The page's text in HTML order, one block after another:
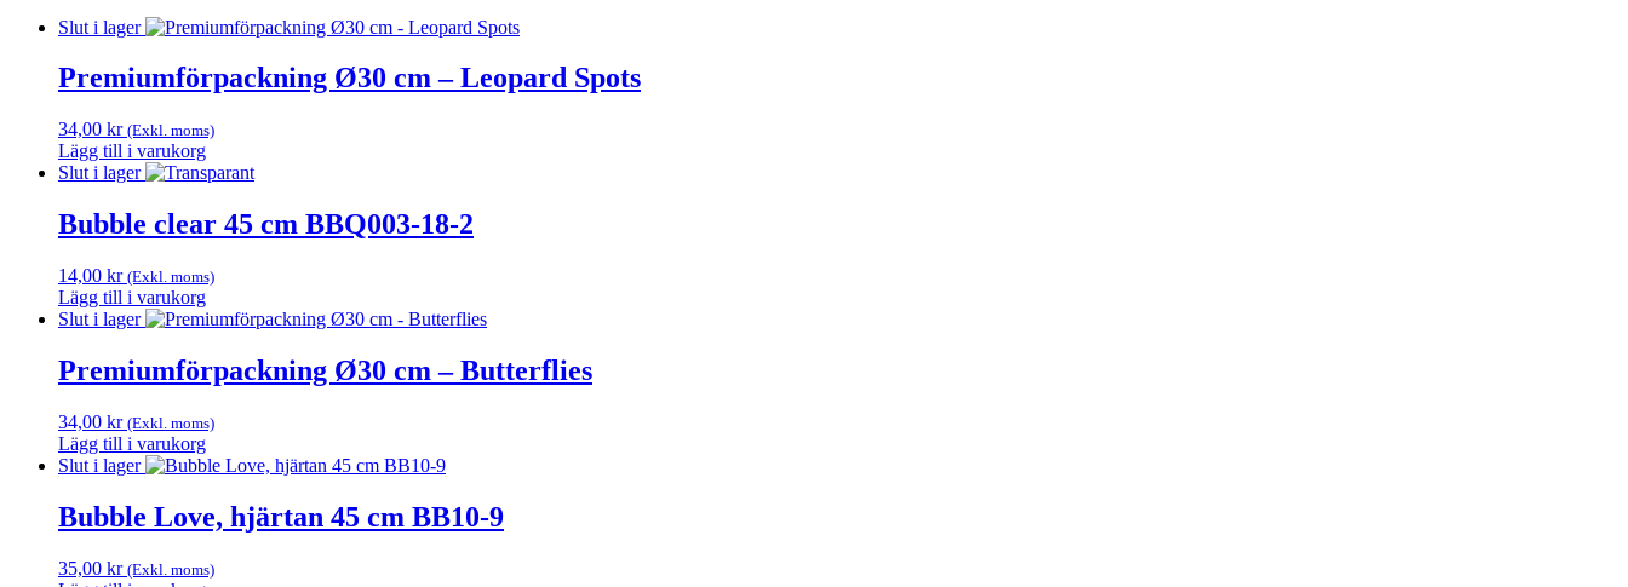
Slut i lager
Premiumförpackning Ø30 cm – Leopard Spots
34,00 kr (Exkl. moms)
Lägg till i varukorg
Slut i lager
Bubble clear 45 cm BBQ003-18-2
14,00 kr (Exkl. moms)
Lägg till i varukorg
Slut i lager
Premiumförpackning Ø30 cm – Butterflies
34,00 kr (Exkl. moms)
Lägg till i varukorg
Slut i lager
Bubble Love, hjärtan 45 cm BB10-9
35,00 kr (Exkl. moms)